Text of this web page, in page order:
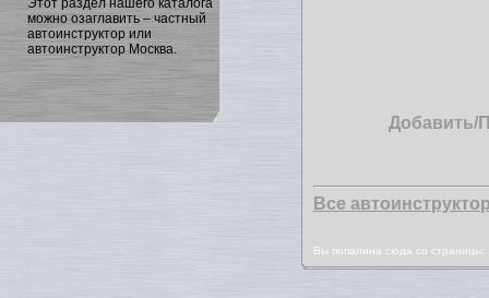
Этот раздел нашего каталога
можно озаглавить – частный
автоинструктор или
автоинструктор Москва.
Добавить/
Все
Вы попалина сюда со